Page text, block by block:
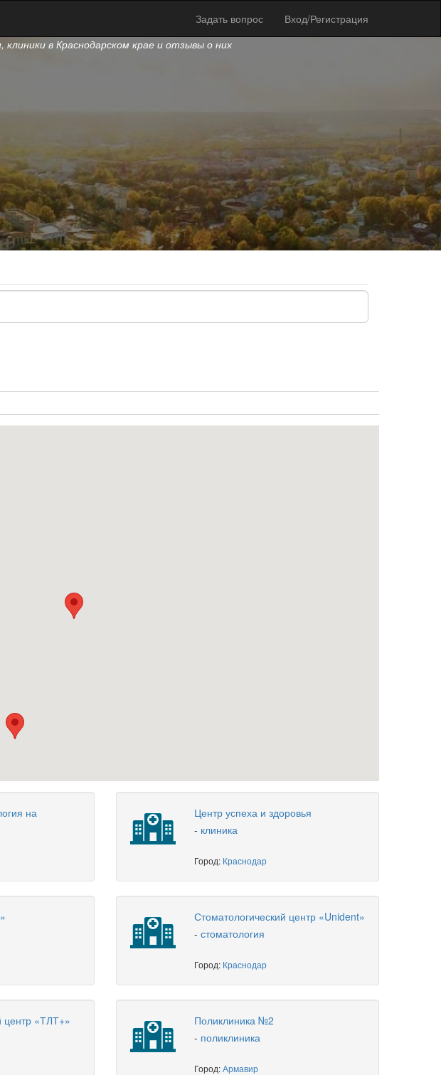
Задать вопрос Вход/Регистрация
клиники в Краснодарском крае и отзывы о них
на
Центр успеха и здоровья
- клиника
Город: Краснодар
Стоматологический центр «Unident»
- стоматология
Город: Краснодар
центр «ТЛТ+»
Поликлиника №2
- поликлиника
Город:Армавир